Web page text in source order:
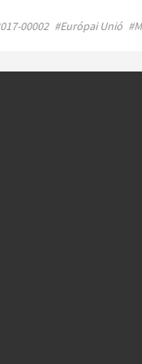
00002 #Európai Unió